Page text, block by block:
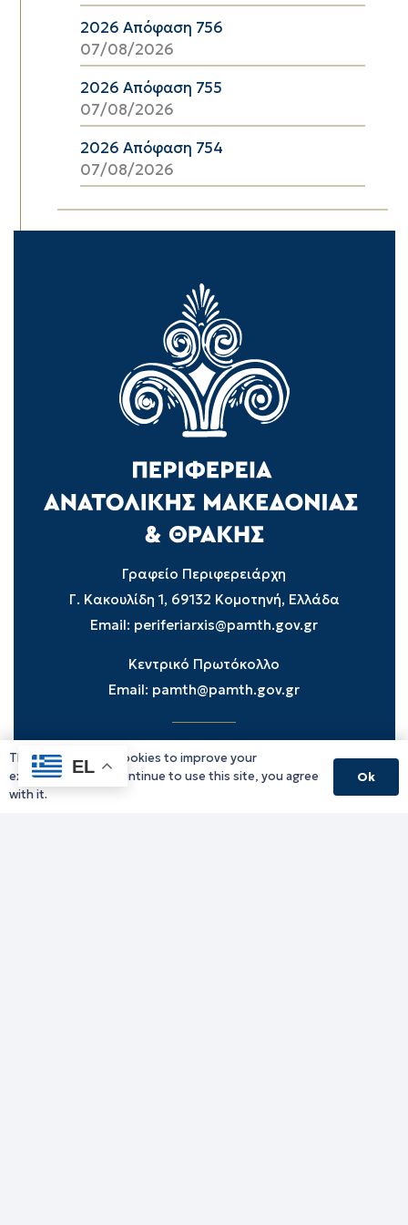
2026 Απόφαση 756
07/08/2026
2026 Απόφαση 755
07/08/2026
2026 Απόφαση 754
07/08/2026
Γραφείο Περιφερειάρχη
Γ. Κακουλίδη 1, 69132 Κομοτηνή, Ελλάδα
Email: periferiarxis@pamth.gov.gr
Κεντρικό Πρωτόκολλο
Email: pamth@pamth.gov.gr
Υπηρεσίες Δράμας
Υπηρεσίες Καβάλας
EL
This website uses cookies to improve your
experience. If you continue to use this site, you agree
with it.
Ok